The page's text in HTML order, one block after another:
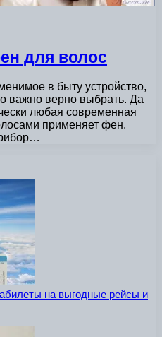
для волос
в быту устройство,
важно верно выбрать. Да
любая современная
применяет фен.
на выгодные рейсы и